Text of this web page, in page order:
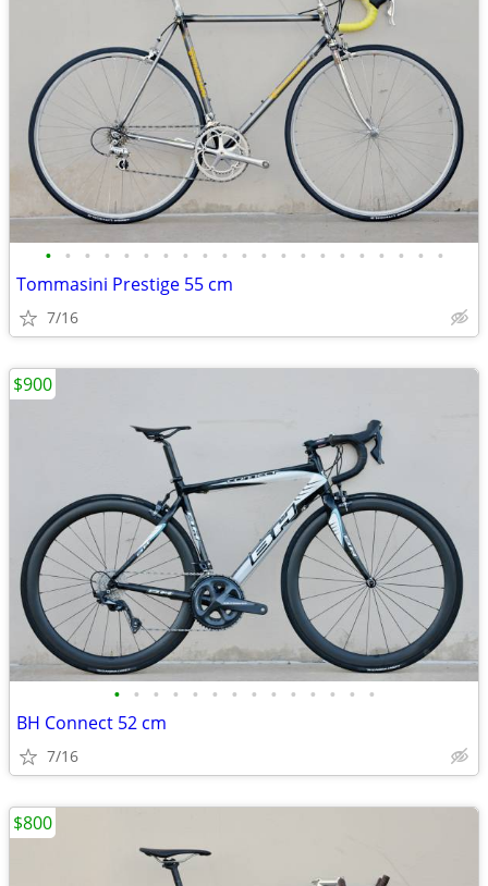
• • • • • • • • • • • • • • • • • • • • •
Tommasini Prestige 55 cm
7/16
• • • • • • • • • • • • • •
BH Connect 52 cm
7/16
$900
$800